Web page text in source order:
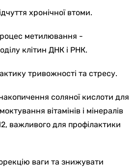
хронічної втоми.
метилювання -
клітин ДНК і РНК.
тривожності та стресу.
соляної кислоти для
вітамінів і мінералів
важливого для профілактики
ваги та знижувати